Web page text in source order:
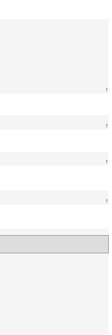
↑
↑
↑
↑